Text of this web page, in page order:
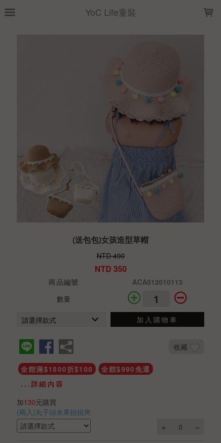
YoC Life童裝
(送包包)女孩造型草帽
NTD 490
NTD 350
商品編號
ACA012010113
數量
加入購物車
收藏
全館滿$1800折$100
全館$990免運
...詳細內容
加130元購買
(兩入)丸子頭水果扭扭夾